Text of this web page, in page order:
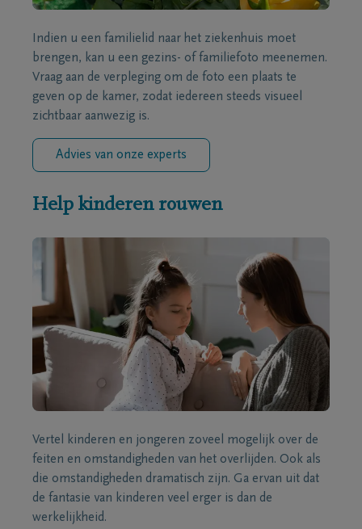
Indien u een familielid naar het ziekenhuis moet
brengen, kan u een gezins- of familiefoto meenemen.
Vraag aan de verpleging om de foto een plaats te
geven op de kamer, zodat iedereen steeds visueel
zichtbaar aanwezig is.
Advies van onze experts
Help kinderen rouwen
Vertel kinderen en jongeren zoveel mogelijk over de
feiten en omstandigheden van het overlijden. Ook als
die omstandigheden dramatisch zijn. Ga ervan uit dat
de fantasie van kinderen veel erger is dan de
werkelijkheid.